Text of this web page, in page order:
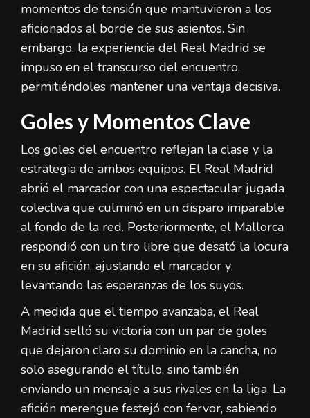
momentos de tensión que mantuvieron a los
aficionados al borde de sus asientos. Sin
embargo, la experiencia del Real Madrid se
impuso en el transcurso del encuentro,
permitiéndoles mantener una ventaja decisiva.
Goles y Momentos Clave
Los goles del encuentro reflejan la clase y la
estrategia de ambos equipos. El Real Madrid
abrió el marcador con una espectacular jugada
colectiva que culminó en un disparo imparable
al fondo de la red. Posteriormente, el Mallorca
respondió con un tiro libre que desató la locura
en su afición, ajustando el marcador y
levantando las esperanzas de los suyos.
A medida que el tiempo avanzaba, el Real
Madrid selló su victoria con un par de goles
que dejaron claro su dominio en la cancha, no
solo asegurando el título, sino también
enviando un mensaje a sus rivales en la liga. La
afición merengue festejó con fervor, sabiendo